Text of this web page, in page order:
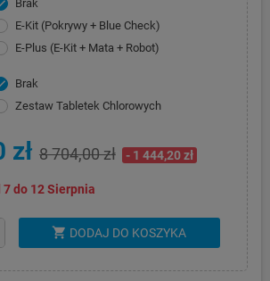
Brak
E-Kit (Pokrywy + Blue Check)
E-Plus (E-Kit + Mata + Robot)
Brak
Zestaw Tabletek Chlorowych
zł 8 704,00 zł - 1 444,20 zł
do 12 Sierpnia
shopping_cart DODAJ DO KOSZYKA